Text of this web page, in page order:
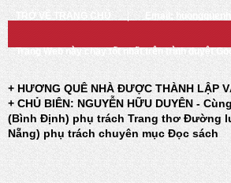
TRỞ VỀ TRANG CHỦ Email:
Trang Web này chạy tốt nhất trên trình duyệt
+ HƯƠNG QUÊ NHÀ ĐƯỢC THÀNH LẬP
+ CHỦ BIÊN: NGUYỄN HỮU DUYÊN -
(Bình Định) phụ trách Trang thơ Đường
Nẵng) phụ trách chuyên mục Đọc sách